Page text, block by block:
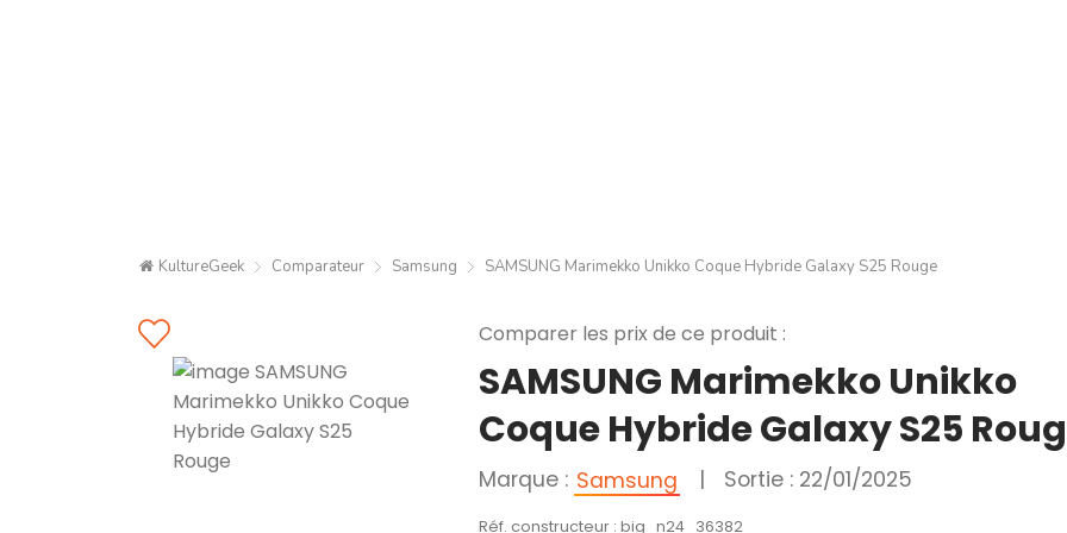
KultureGeek Comparateur Samsung SAMSUNG Marimekko Unikko Coque Hybride Galaxy S25 Rouge
Comparer les prix de ce produit :
SAMSUNG Marimekko Unikko
Coque Hybride Galaxy S25
Marque : Samsung | Sortie : 22/01/2025
Réf. constructeur : big_n24_36382